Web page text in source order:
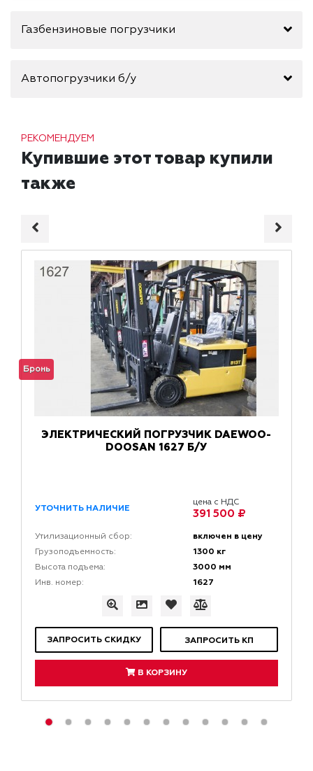
Газбензиновые погрузчики
Автопогрузчики б/у
РЕКОМЕНДУЕМ
Купившие этот товар купили
также
Бронь
ЭЛЕКТРИЧЕСКИЙ ПОГРУЗЧИК DAEWOO-
DOOSAN 1627 Б/У
УТОЧНИТЬ НАЛИЧИЕ
цена с НДС
391 500 ₽
Утилизационный сбор: включен в цену
Грузоподъемность: 1300 кг
Высота подъема: 3000 мм
Инв. номер: 1627
ЗАПРОСИТЬ СКИДКУ ЗАПРОСИТЬ КП
В КОРЗИНУ